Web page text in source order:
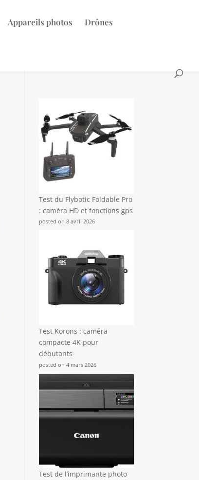
Appareils photos Drônes
Test du Flybotic Foldable Pro
: caméra HD et fonctions gps
posted on 8 avril 2026
Test Korons : caméra
compacte 4K pour
débutants
posted on 4 mars 2026
Test de l’imprimante photo